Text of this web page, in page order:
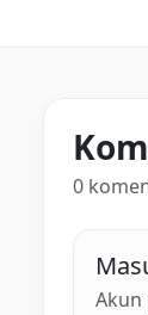
0
Akun